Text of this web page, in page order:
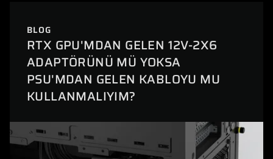
BLOG
RTX GPU'MDAN GELEN 12V-2X6
ADAPTÖRÜNÜ MÜ YOKSA
PSU'MDAN GELEN KABLOYU MU
KULLANMALIYIM?